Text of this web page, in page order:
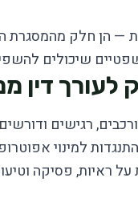
— הן חלק
שיכולים
לעורך דין
רגישים
למינוי
ראיות, פסיקה